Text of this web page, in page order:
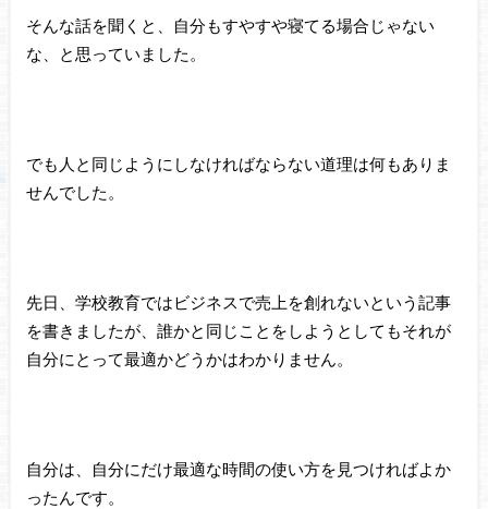
そんな話を聞くと、自分もすやすや寝てる場合じゃない
な、と思っていました。
でも人と同じようにしなければならない道理は何もありま
せんでした。
先日、学校教育ではビジネスで売上を創れないという記事
を書きましたが、誰かと同じことをしようとしてもそれが
自分にとって最適かどうかはわかりません。
自分は、自分にだけ最適な時間の使い方を見つければよか
ったんです。